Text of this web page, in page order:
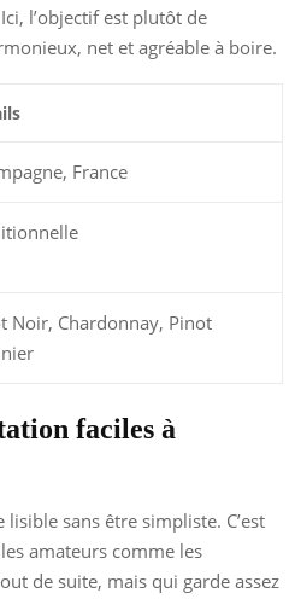
l’objectif est plutôt de
net et agréable à boire.
France
Noir, Chardonnay, Pinot
faciles à
sans être simpliste. C’est
amateurs comme les
de suite, mais qui garde assez